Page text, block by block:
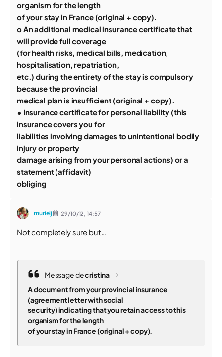
organism for the length
of your stay in France (original + copy).
o An additional medical insurance certificate that
will provide full coverage
(for health risks, medical bills, medication,
hospitalisation, repatriation,
etc.) during the entirety of the stay is compulsory
because the provincial
medical plan is insufficient (original + copy).
• Insurance certificate for personal liability (this
insurance covers you for
liabilities involving damages to unintentional bodily
injury or property
damage arising from your personal actions) or a
statement (affidavit)
obliging
murielj 29/10/12,14:57
Not completely sure but...
Message decristina
A document from your provincial insurance
(agreement letter with social
security) indicating that you retain access to this
organism for the length
of your stay in France (original + copy).